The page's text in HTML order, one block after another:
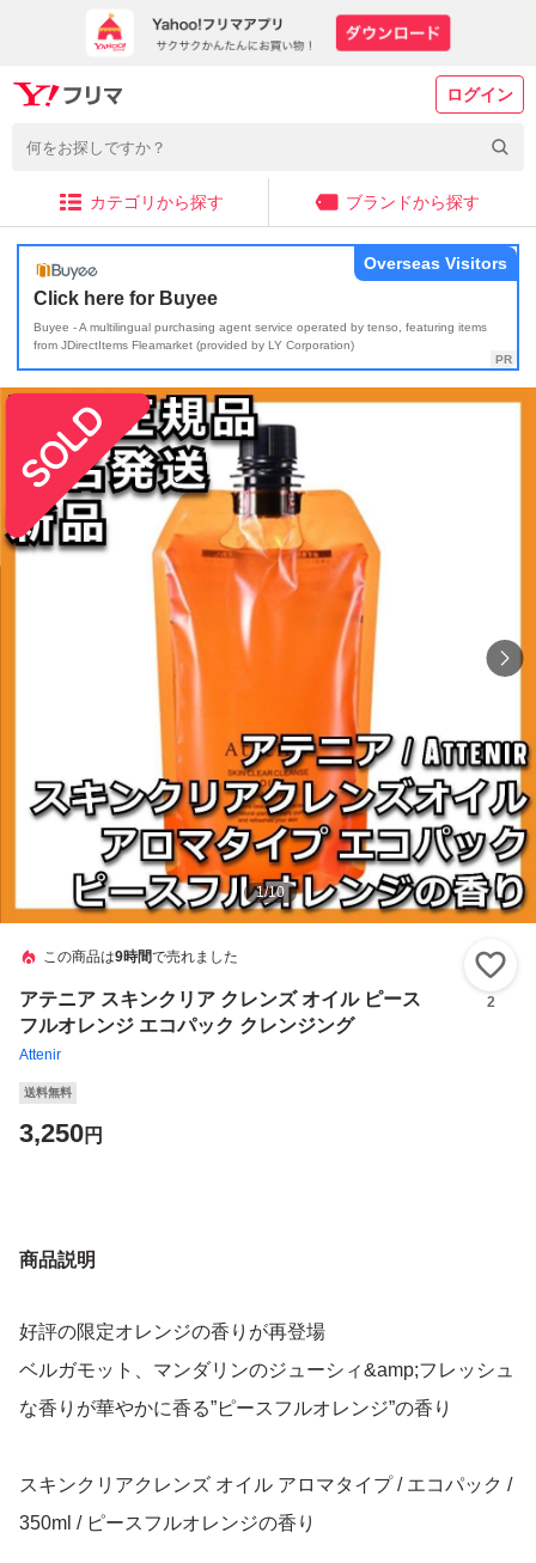
ログイン
カテゴリから探す ブランドから探す
Click here for Buyee
Buyee - A multilingual purchasing agent service operated by tenso, featuring items
from JDirectItems Fleamarket (provided by LY Corporation)
Overseas Visitors
1/10
この商品は9時間で売れました
アテニア スキンクリア クレンズ オイル ピース
フルオレンジ エコパック クレンジング
Attenir
2
送料無料
3,250円
商品説明
好評の限定オレンジの香りが再登場
ベルガモット、マンダリンのジューシィ&amp;フレッシュ
な香りが華やかに香る”ピースフルオレンジ”の香り
スキンクリアクレンズ オイル アロマタイプ / エコパック /
350ml / ピースフルオレンジの香り